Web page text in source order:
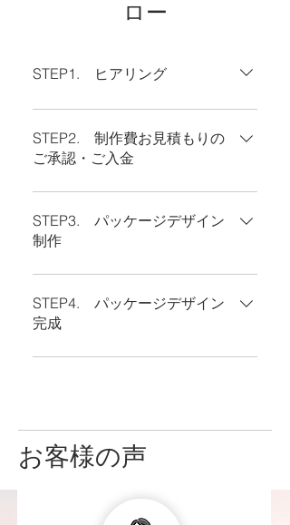
ロー
STEP1. ヒアリング
お客様とのヒアリングを基に当店
から制作費お見積書ご送付いたし
ます。
STEP2. 制作費お見積もりの
ご承認・ご入金
ご見積書ご承諾の上、正式お申し
込み・制作費のお振り込み（制作
費半分のご入金） ※残り半分のご
STEP3. パッケージデザイン
制作
お客様より再度詳細情報お伺い
し、制作開始。 ※数パターン制
作・ご提案
STEP4. パッケージデザイン
完成
デザイン確定しましたら、残金ご
お客様の声